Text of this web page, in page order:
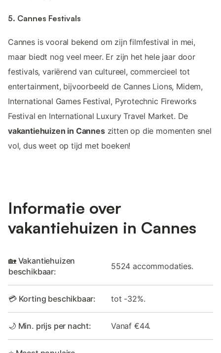
5. Cannes Festivals
Cannes is vooral bekend om zijn filmfestival in mei,
maar biedt nog veel meer. Er zijn het hele jaar door
festivals, variërend van cultureel, commercieel tot
entertainment, bijvoorbeeld de Cannes Lions, Midem,
International Games Festival, Pyrotechnic Fireworks
Festival en International Luxury Travel Market. De
vakantiehuizen in Canneszitten op die momenten snel
vol, dus weet op tijd met boeken!
Informatie over
vakantiehuizen in Cannes
🏡 Vakantiehuizen
beschikbaar:
5524 accommodaties.
💳 Korting beschikbaar: tot -32%.
🌙 Min. prijs per nacht: Vanaf €44.